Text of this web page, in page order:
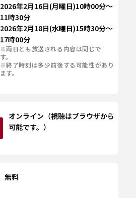
2026年2月16日(月曜日)10時00分～
11時30分
2026年2月18日(水曜日)15時30分～
17時00分
※両日とも放送される内容は同じで
す。
※終了時刻は多少前後する可能性があり
ます。
オンライン（視聴はブラウザから
可能です。）
無料